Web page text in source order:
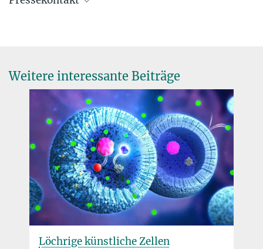
Direktorin
c.schneider@...
Weitere interessante Beiträge
Löchrige künstliche Zellen